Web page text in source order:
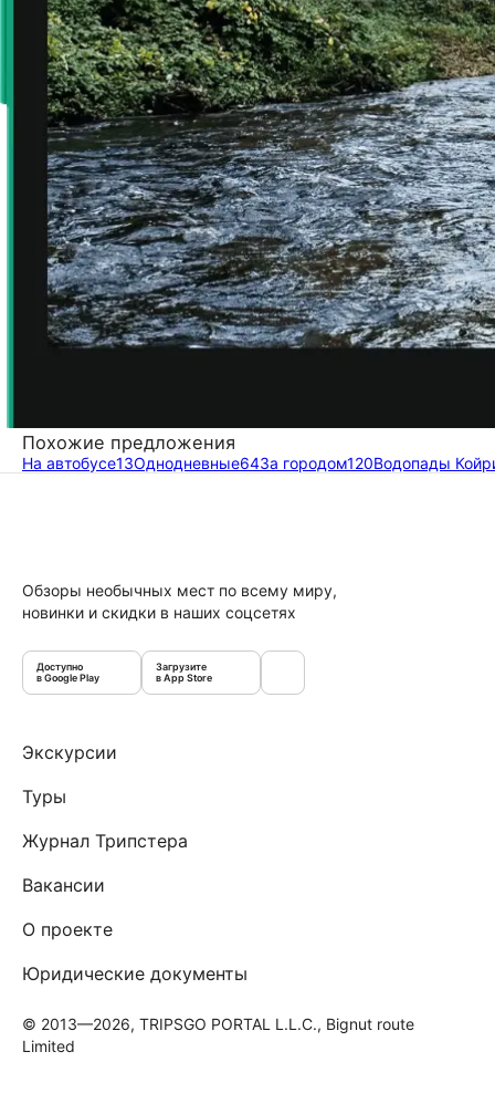
Похожие предложения
На автобусе13Однодневные64За городом120Водопады
Обзоры необычных мест по всему миру,
новинки и скидки в наших соцсетях
Доступно
в Google Play
Загрузите
в App Store
Экскурсии
Туры
Журнал Трипстера
Вакансии
О проекте
Юридические документы
© 2013—2026, TRIPSGO PORTAL L.L.C., Bignut route
Limited